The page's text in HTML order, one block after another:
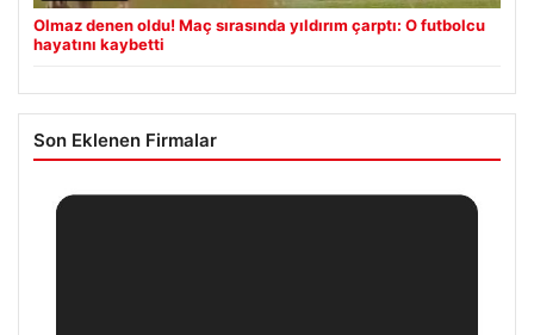
Olmaz denen oldu! Maç sırasında yıldırım çarptı: O futbolcu
hayatını kaybetti
Son Eklenen Firmalar